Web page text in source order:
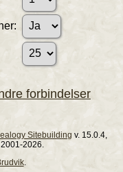
forbindelser
Sitebuilding v. 15.0.4,
2026.
.